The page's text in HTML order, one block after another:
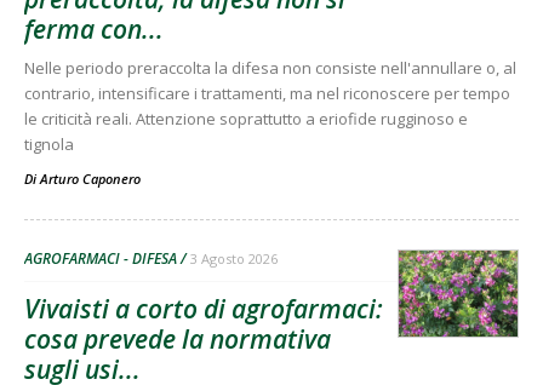
ferma con...
Nelle periodo preraccolta la difesa non consiste nell'annullare o, al
contrario, intensificare i trattamenti, ma nel riconoscere per tempo
le criticità reali. Attenzione soprattutto a eriofide rugginoso e
tignola
DiArturo Caponero
AGROFARMACI - DIFESA 3 Agosto 2026
Vivaisti a corto di agrofarmaci:
cosa prevede la normativa
sugli usi...